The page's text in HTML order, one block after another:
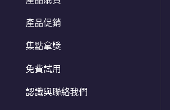
產品促銷
集點拿獎
免費試用
認識與聯絡我們